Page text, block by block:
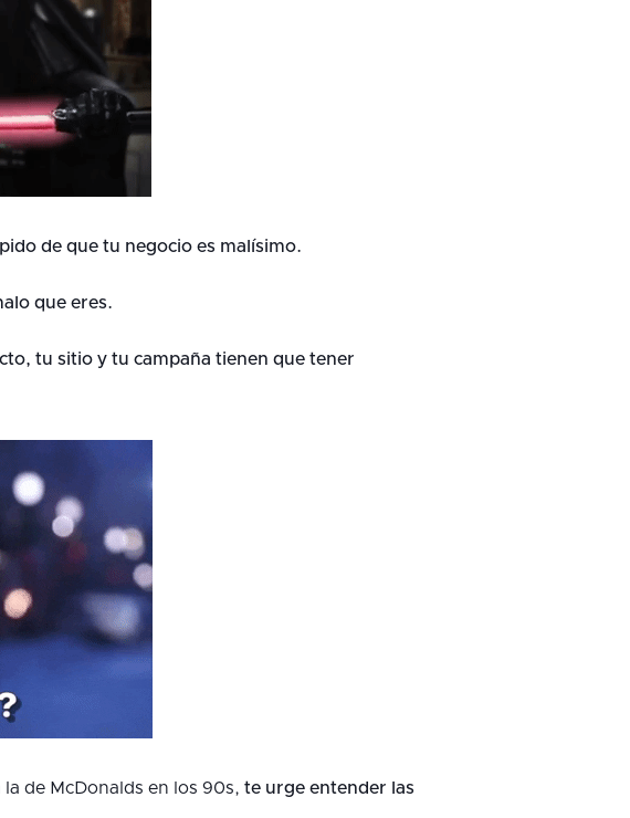
de que tu negocio es malísimo.
que eres.
tu sitio y tu campaña tienen que tener
de McDonalds en los 90s, te urge entender las